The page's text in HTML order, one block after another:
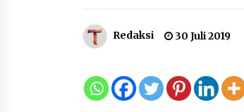
200 Pohon
Program
Redaksi 30 Juli 2019